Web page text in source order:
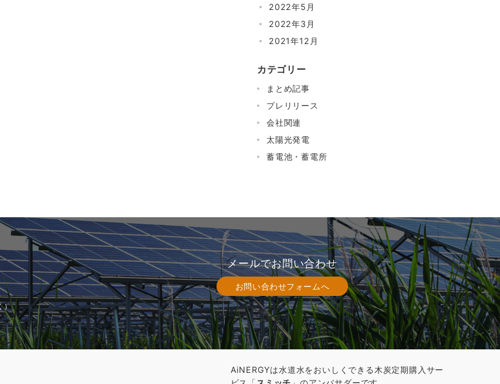
2022年5月
2022年3月
2021年12月
カテゴリー
まとめ記事
プレリリース
会社関連
太陽光発電
蓄電池・蓄電所
）
メールでお問い合わせ
お問い合わせフォームへ
AiNERGYは水道水をおいしくできる木炭定期購入サー